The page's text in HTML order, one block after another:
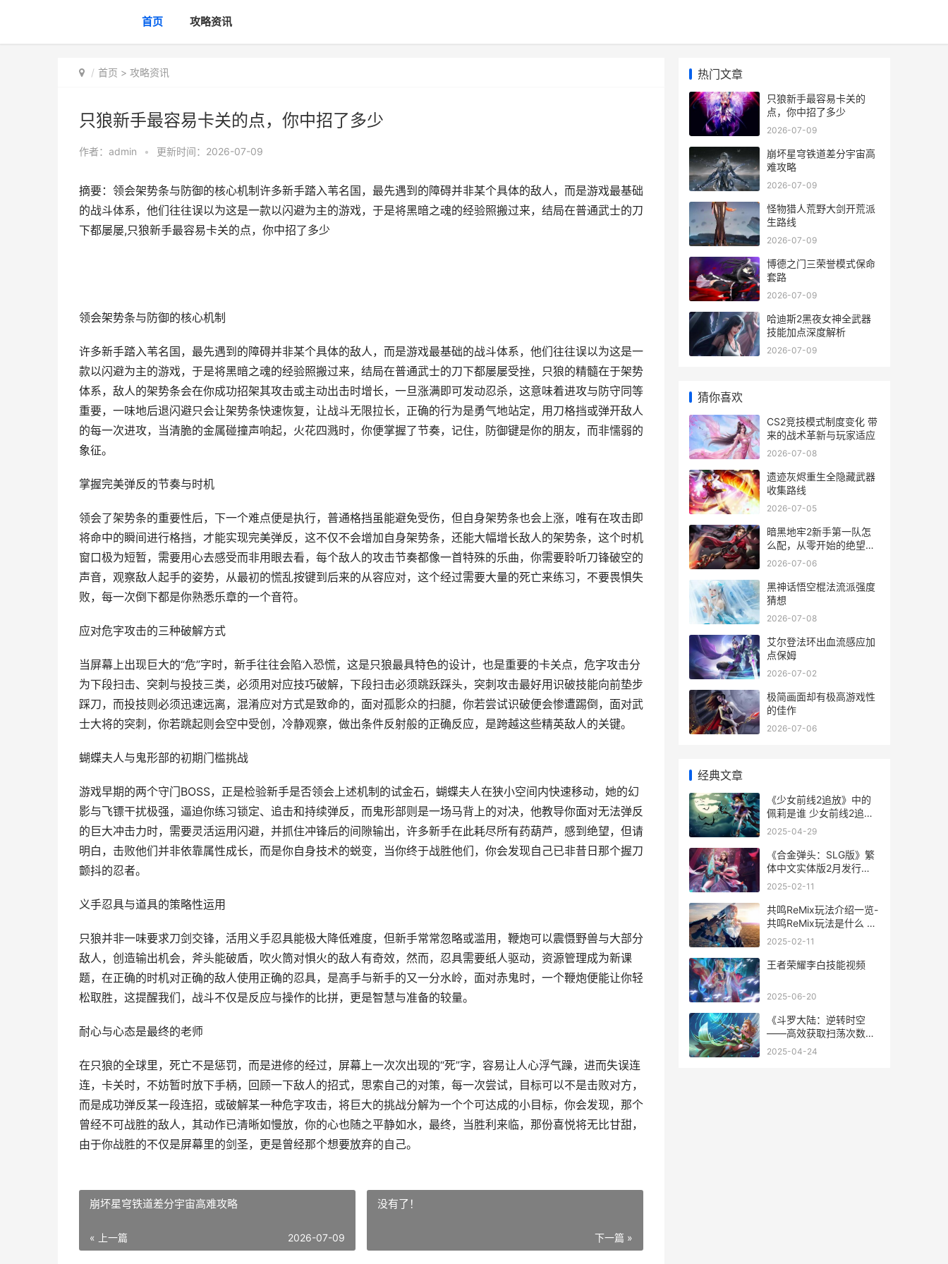
首页 攻略资讯
首页 > 攻略资讯
只狼新手最容易卡关的点，你中招了多少
作者： admin • 更新时间：2026-07-09
摘要：领会架势条与防御的核心机制许多新手踏入苇名国，最先遇到的障碍并非某个具体的敌人，而是游戏最基础
的战斗体系，他们往往误以为这是一款以闪避为主的游戏，于是将黑暗之魂的经验照搬过来，结局在普通武士的刀
下都屡屡,只狼新手最容易卡关的点，你中招了多少
领会架势条与防御的核心机制
许多新手踏入苇名国，最先遇到的障碍并非某个具体的敌人，而是游戏最基础的战斗体系，他们往往误以为这是一
款以闪避为主的游戏，于是将黑暗之魂的经验照搬过来，结局在普通武士的刀下都屡屡受挫，只狼的精髓在于架势
体系，敌人的架势条会在你成功招架其攻击或主动出击时增长，一旦涨满即可发动忍杀，这意味着进攻与防守同等
重要，一味地后退闪避只会让架势条快速恢复，让战斗无限拉长，正确的行为是勇气地站定，用刀格挡或弹开敌人
的每一次进攻，当清脆的金属碰撞声响起，火花四溅时，你便掌握了节奏，记住，防御键是你的朋友，而非懦弱的
象征。
掌握完美弹反的节奏与时机
领会了架势条的重要性后，下一个难点便是执行，普通格挡虽能避免受伤，但自身架势条也会上涨，唯有在攻击即
将命中的瞬间进行格挡，才能实现完美弹反，这不仅不会增加自身架势条，还能大幅增长敌人的架势条，这个时机
窗口极为短暂，需要用心去感受而非用眼去看，每个敌人的攻击节奏都像一首特殊的乐曲，你需要聆听刀锋破空的
声音，观察敌人起手的姿势，从最初的慌乱按键到后来的从容应对，这个经过需要大量的死亡来练习，不要畏惧失
败，每一次倒下都是你熟悉乐章的一个音符。
应对危字攻击的三种破解方式
当屏幕上出现巨大的“危”字时，新手往往会陷入恐慌，这是只狼最具特色的设计，也是重要的卡关点，危字攻击分
为下段扫击、突刺与投技三类，必须用对应技巧破解，下段扫击必须跳跃踩头，突刺攻击最好用识破技能向前垫步
踩刀，而投技则必须迅速远离，混淆应对方式是致命的，面对孤影众的扫腿，你若尝试识破便会惨遭踢倒，面对武
士大将的突刺，你若跳起则会空中受创，冷静观察，做出条件反射般的正确反应，是跨越这些精英敌人的关键。
蝴蝶夫人与鬼形部的初期门槛挑战
游戏早期的两个守门BOSS，正是检验新手是否领会上述机制的试金石，蝴蝶夫人在狭小空间内快速移动，她的幻
影与飞镖干扰极强，逼迫你练习锁定、追击和持续弹反，而鬼形部则是一场马背上的对决，他教导你面对无法弹反
的巨大冲击力时，需要灵活运用闪避，并抓住冲锋后的间隙输出，许多新手在此耗尽所有药葫芦，感到绝望，但请
明白，击败他们并非依靠属性成长，而是你自身技术的蜕变，当你终于战胜他们，你会发现自己已非昔日那个握刀
颤抖的忍者。
义手忍具与道具的策略性运用
只狼并非一味要求刀剑交锋，活用义手忍具能极大降低难度，但新手常常忽略或滥用，鞭炮可以震慑野兽与大部分
敌人，创造输出机会，斧头能破盾，吹火筒对惧火的敌人有奇效，然而，忍具需要纸人驱动，资源管理成为新课
题，在正确的时机对正确的敌人使用正确的忍具，是高手与新手的又一分水岭，面对赤鬼时，一个鞭炮便能让你轻
松取胜，这提醒我们，战斗不仅是反应与操作的比拼，更是智慧与准备的较量。
耐心与心态是最终的老师
在只狼的全球里，死亡不是惩罚，而是进修的经过，屏幕上一次次出现的“死”字，容易让人心浮气躁，进而失误连
连，卡关时，不妨暂时放下手柄，回顾一下敌人的招式，思索自己的对策，每一次尝试，目标可以不是击败对方，
而是成功弹反某一段连招，或破解某一种危字攻击，将巨大的挑战分解为一个个可达成的小目标，你会发现，那个
曾经不可战胜的敌人，其动作已清晰如慢放，你的心也随之平静如水，最终，当胜利来临，那份喜悦将无比甘甜，
由于你战胜的不仅是屏幕里的剑圣，更是曾经那个想要放弃的自己。
崩坏星穹铁道差分宇宙高难攻略
« 上一篇 2026-07-09
没有了！
下一篇 »
热门文章
只狼新手最容易卡关的
点，你中招了多少
2026-07-09
崩坏星穹铁道差分宇宙高
难攻略
2026-07-09
怪物猎人荒野大剑开荒派
生路线
2026-07-09
博德之门三荣誉模式保命
套路
2026-07-09
哈迪斯2黑夜女神全武器
技能加点深度解析
2026-07-09
猜你喜欢
CS2竞技模式制度变化 带
来的战术革新与玩家适应
2026-07-08
遗迹灰烬重生全隐藏武器
收集路线
2026-07-05
暗黑地牢2新手第一队怎
么配，从零开始的绝望征
程指南
2026-07-06
黑神话悟空棍法流派强度
猜想
2026-07-08
艾尔登法环出血流感应加
点保姆
2026-07-02
极简画面却有极高游戏性
的佳作
2026-07-06
经典文章
《少女前线2追放》中的
佩莉是谁 少女前线2追放
多少g
2025-04-29
《合金弹头：SLG版》繁
体中文实体版2月发行
《合金弹头:进攻重载》
2025-02-11
共鸣ReMix玩法介绍一览-
共鸣ReMix玩法是什么 共
鸣啥意思啊
2025-02-11
王者荣耀李白技能视频
2025-06-20
《斗罗大陆：逆转时空
——高效获取扫荡次数策
略》 斗罗大陆逆转时空
2025-04-24